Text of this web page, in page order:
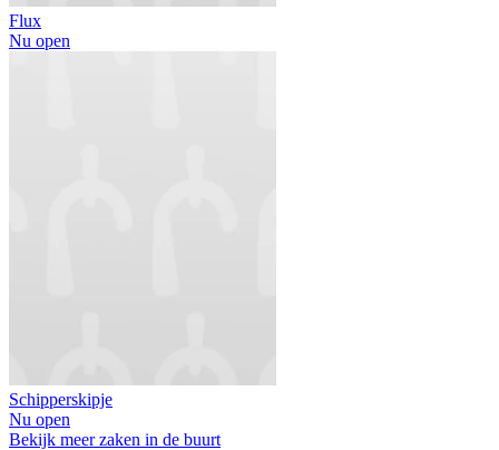
Flux
Nu open
Schipperskipje
Nu open
Bekijk meer zaken in de buurt